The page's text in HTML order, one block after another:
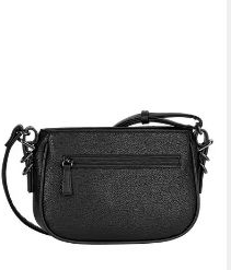
weiches Lederimitat mit
Metalldetails und
Kontrastnähten
26,62 € UVP 59,99 €
-56%